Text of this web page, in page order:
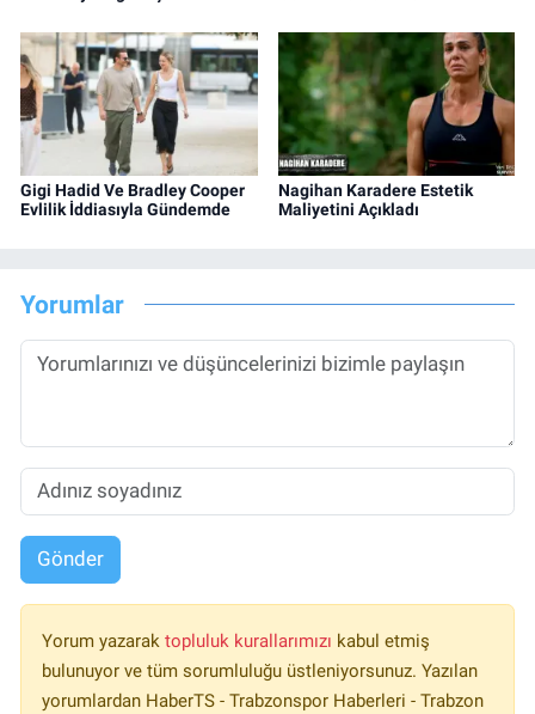
Gigi Hadid Ve Bradley Cooper
Evlilik İddiasıyla Gündemde
Nagihan Karadere Estetik
Maliyetini Açıkladı
Yorumlar
Gönder
Yorum yazarak topluluk kurallarımızı kabul etmiş
bulunuyor ve tüm sorumluluğu üstleniyorsunuz. Yazılan
yorumlardan HaberTS - Trabzonspor Haberleri - Trabzon